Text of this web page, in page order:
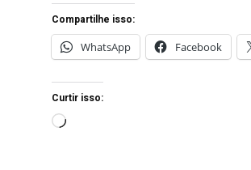
Compartilhe isso:
WhatsApp
Facebook
Curtir isso: